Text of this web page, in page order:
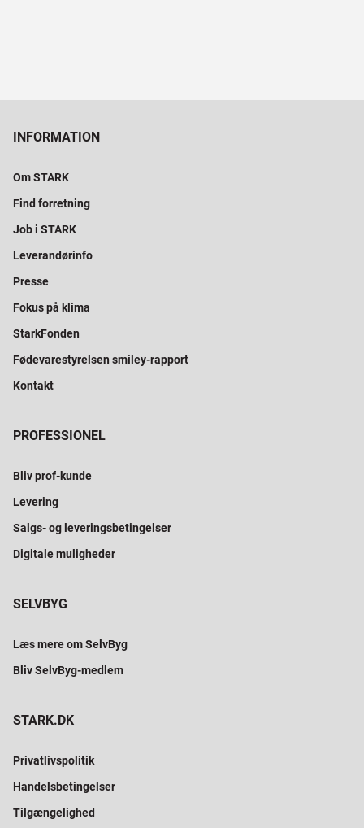
INFORMATION
Om STARK
Find forretning
Job i STARK
Leverandørinfo
Presse
Fokus på klima
StarkFonden
Fødevarestyrelsen smiley-rapport
Kontakt
PROFESSIONEL
Bliv prof-kunde
Levering
Salgs- og leveringsbetingelser
Digitale muligheder
SELVBYG
Læs mere om SelvByg
Bliv SelvByg-medlem
STARK.DK
Privatlivspolitik
Handelsbetingelser
Tilgængelighed